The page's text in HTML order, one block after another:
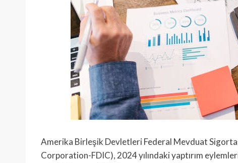
Amerika Birleşik Devletleri Federal Mevduat
Corporation-FDIC), 2024 yılındaki yaptırım